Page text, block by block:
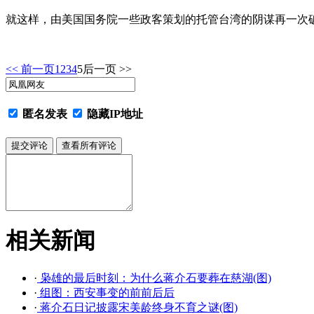
就这样，由美国国务院一些政客策划的托管台湾的阴谋再一次
<< 前一页1 2345后一页 >>
匿名发表 隐藏IP地址
相关新闻
· 枭雄的最后时刻：为什么蒋介石要葬在慈湖(图)
· 组图：西安事变的前前后后
· 蒋介石日记披露宋美龄终身不育之谜(图)